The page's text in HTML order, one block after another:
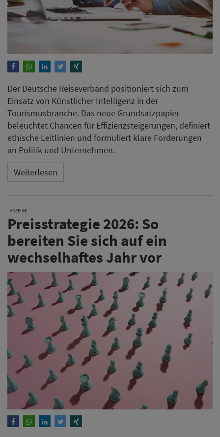
Der Deutsche Reiseverband positioniert sich zum
Einsatz von Künstlicher Intelligenz in der
Tourismusbranche. Das neue Grundsatzpapier
beleuchtet Chancen für Effizienzsteigerungen, definiert
ethische Leitlinien und formuliert klare Forderungen
an Politik und Unternehmen.
Weiterlesen
ANZEIGE
Preisstrategie 2026: So
bereiten Sie sich auf ein
wechselhaftes Jahr vor